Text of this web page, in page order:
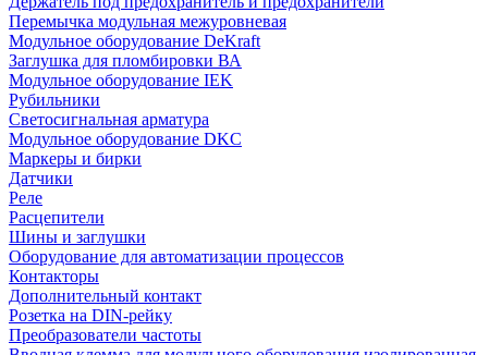
Перемычка модульная межуровневая
Модульное оборудование DeKraft
Заглушка для пломбировки ВА
Модульное оборудование IEK
Рубильники
Светосигнальная арматура
Модульное оборудование DKC
Маркеры и бирки
Датчики
Реле
Расцепители
Шины и заглушки
Оборудование для автоматизации процессов
Контакторы
Дополнительный контакт
Розетка на DIN-рейку
Преобразователи частоты